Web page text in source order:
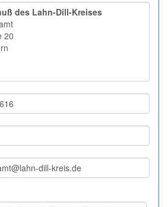
des Lahn-Dill-Kreises
20